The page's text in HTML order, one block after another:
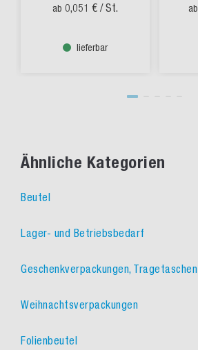
ab 0,051 € / St.
lieferbar
ab
Ähnliche Kategorien
Beutel
Lager- und Betriebsbedarf
Geschenkverpackungen, Tragetaschen
Weihnachtsverpackungen
Folienbeutel